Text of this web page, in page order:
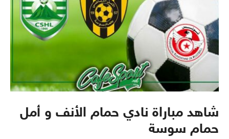
شاهد مباراة نادي حمام الأنف و أمل
حمام سوسة